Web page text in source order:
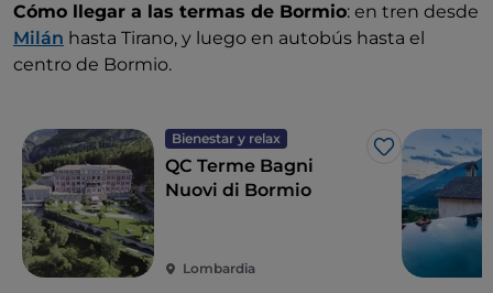
Cómo llegar a las termas de Bormio: en tren desde
Milán hasta Tirano, y luego en autobús hasta el
centro de Bormio.
Bienestar y relax
Me gusta
QC Terme Bagni
Nuovi di Bormio
Lombardia